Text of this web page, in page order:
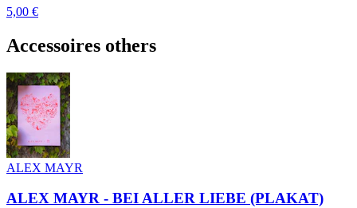
5,00 €
Accessoires others
ALEX MAYR
ALEX MAYR - BEI ALLER LIEBE (PLAKAT)